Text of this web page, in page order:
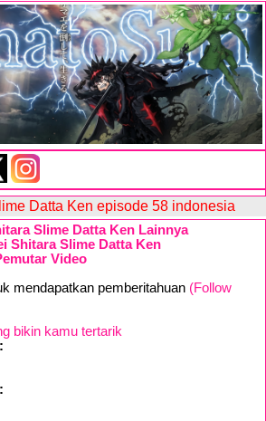
Datta Ken episode 58 indonesia
Slime Datta Ken Lainnya
Shitara Slime Datta Ken
Video
mendapatkan pemberitahuan (Follow
bikin kamu tertarik